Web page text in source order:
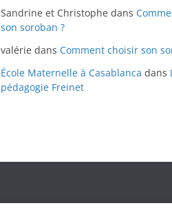
Sandrine et Christophe dans
son soroban ?
valérie dans Comment choisir son
École Maternelle à Casablanca dans
pédagogie Freinet